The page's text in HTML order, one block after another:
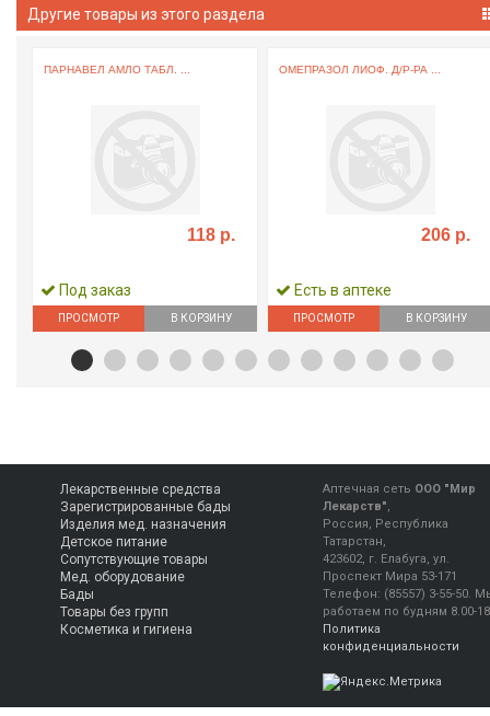
Другие товары из этого раздела
ПАРНАВЕЛ АМЛО ТАБЛ. ...
118 р.
Под заказ
ПРОСМОТР В КОРЗИНУ
ОМЕПРАЗОЛ ЛИОФ. Д/Р-РА ...
206 р.
Есть в аптеке
ПРОСМОТР В КОРЗИНУ
Лекарственные средства
Зарегистрированные бады
Изделия мед. назначения
Детское питание
Сопутствующие товары
Мед. оборудование
Бады
Товары без групп
Косметика и гигиена
Аптечная сеть ООО "Мир
Лекарств",
Россия, Республика
Татарстан,
423602, г. Елабуга, ул.
Проспект Мира 53-171
Телефон: (85557) 3-55-50.
работаем по будням 8.00-
Политика
конфиденциальности
Консультация фармацевта